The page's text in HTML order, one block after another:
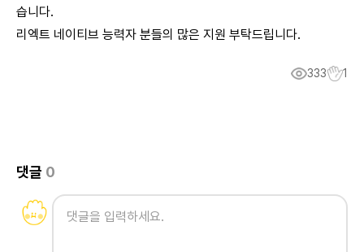
습니다.
리엑트 네이티브 능력자 분들의 많은 지원 부탁드립니다.
333 1
댓글 0